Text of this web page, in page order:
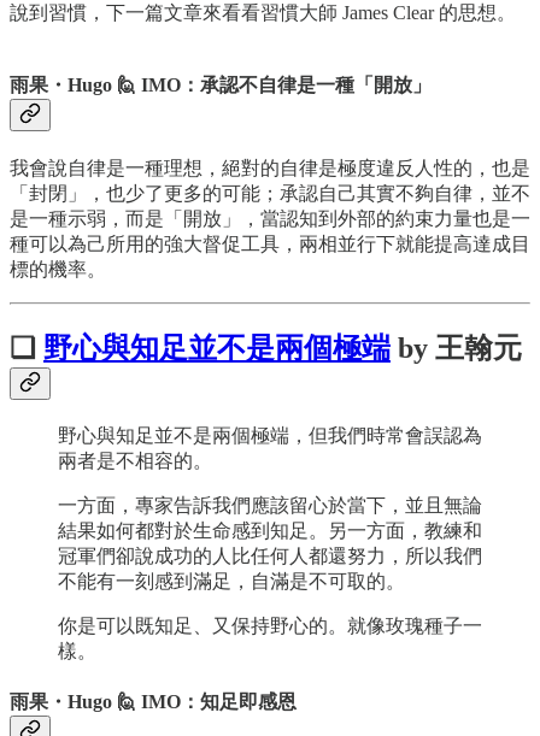
說到習慣，下一篇文章來看看習慣大師 James Clear 的思想。
雨果・Hugo 🙋 IMO：承認不自律是一種「開放」
我會說自律是一種理想，絕對的自律是極度違反人性的，也是
「封閉」，也少了更多的可能；承認自己其實不夠自律，並不
是一種示弱，而是「開放」，當認知到外部的約束力量也是一
種可以為己所用的強大督促工具，兩相並行下就能提高達成目
標的機率。
❏ 野心與知足並不是兩個極端 by 王翰元
野心與知足並不是兩個極端，但我們時常會誤認為
兩者是不相容的。
一方面，專家告訴我們應該留心於當下，並且無論
結果如何都對於生命感到知足。另一方面，教練和
冠軍們卻說成功的人比任何人都還努力，所以我們
不能有一刻感到滿足，自滿是不可取的。
你是可以既知足、又保持野心的。就像玫瑰種子一
樣。
雨果・Hugo 🙋 IMO：知足即感恩